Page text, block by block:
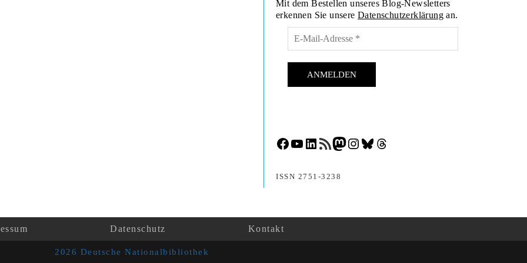
Mit dem Bestellen unseres Blog-Newsletters
erkennen Sie unsereDatenschutzerklärung an.
Facebook
YouTube
LinkedIn
RSS-Feed
Mastodon
Instagram
Bluesky
Threads
ISSN 2751-3238
Datenschutz Kontakt
2026 Deutsche Nationalbibliothek